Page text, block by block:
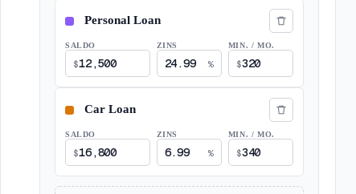
SALDO
$
ZINS
%
MIN. / MO.
$
SALDO
$
ZINS
%
MIN. / MO.
$